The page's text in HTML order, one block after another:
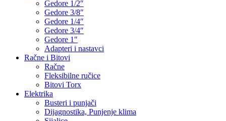
Gedore 1/2″
Gedore 3/8″
Gedore 1/4″
Gedore 3/4″
Gedore 1″
Adapteri i nastavci
Račne i Bitovi
Račne
Fleksibilne ručice
Bitovi Torx
Elektrika
Busteri i punjači
Dijagnostika, Punjenje klima